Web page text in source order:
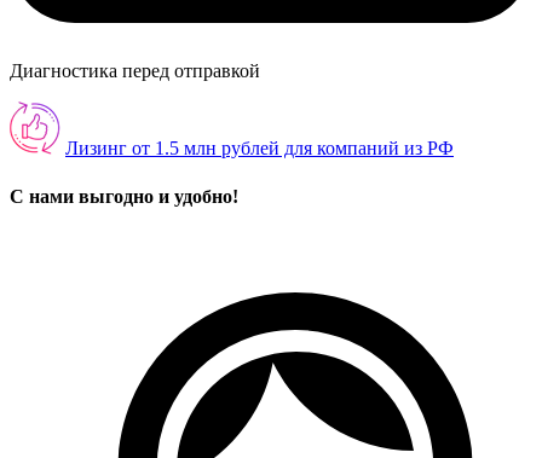
Диагностика перед отправкой
Лизинг от 1.5 млн рублей для компаний из РФ
С нами выгодно и удобно!